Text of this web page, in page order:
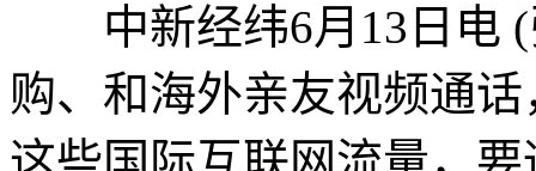
中新经纬6月13日电 (
购、和海外亲友视频通